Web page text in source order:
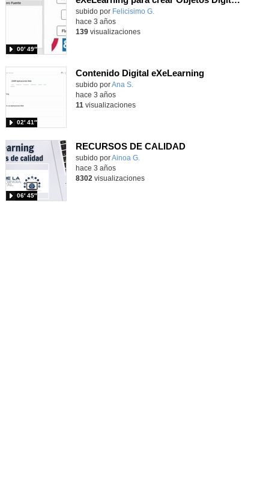
Contenido educativo.
subido por Felicisimo G.
00′ 49″
hace 3 años
139visualizaciones
Contenido Digital eXeLearning
subido porAna S.
02′ 41″
hace 3 años
11 visualizaciones
RECURSOS DE CALIDAD
subido porAinoa G.
06′ 45″
hace 3 años
8302 visualizaciones